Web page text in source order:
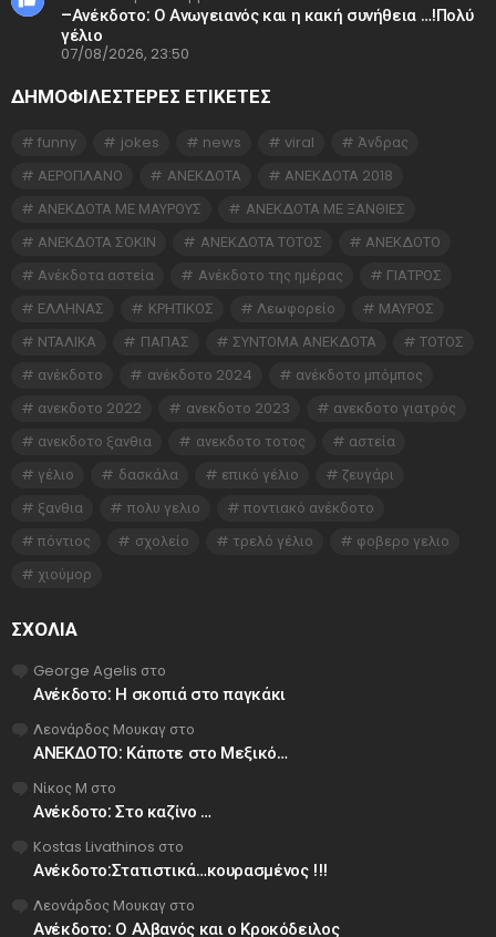
–Ανέκδοτο: Ο Ανωγειανός και η κακή συνήθεια …!Πολύ
γέλιο
07/08/2026, 23:50
ΔΗΜΟΦΙΛΕΣΤΕΡΕΣ ΕΤΙΚΈΤΕΣ
funny jokes news viral
Άνδρας
ΑΕΡΟΠΛΑΝΟ
ΑΝΕΚΔΟΤΑ
ΑΝΕΚΔΟΤΑ 2018
ΑΝΕΚΔΟΤΑ ΜΕ ΜΑΥΡΟΥΣ
ΑΝΕΚΔΟΤΑ ΜΕ ΞΑΝΘΙΕΣ
ΑΝΕΚΔΟΤΑ ΣΟΚΙΝ
ΑΝΕΚΔΟΤΑ ΤΟΤΟΣ
ΑΝΕΚΔΟΤΟ
Ανέκδοτα αστεία
Ανέκδοτο της ημέρας
ΓΙΑΤΡΟΣ
ΕΛΛΗΝΑΣ
ΚΡΗΤΙΚΟΣ Λεωφορείο
ΜΑΥΡΟΣ
ΝΤΑΛΙΚΑ
ΠΑΠΑΣ ΣΥΝΤΟΜΑ ΑΝΕΚΔΟΤΑ
ΤΟΤΟΣ
ανέκδοτο
ανέκδοτο 2024
ανέκδοτο μπόμπος
ανεκδοτο 2022
ανεκδοτο 2023
ανεκδοτο γιατρός
ανεκδοτο ξανθια
ανεκδοτο τοτος
αστεία
γέλιο
δασκάλα επικό γέλιο
ζευγάρι
ξανθια
πολυ γελιο
ποντιακό ανέκδοτο
πόντιος
σχολείο τρελό γέλιο
φοβερο γελιο
χιούμορ
ΣΧΌΛΙΑ
George Agelis στο
Ανέκδοτο: Η σκοπιά στο παγκάκι
Λεονάρδος Μουκαγ στο
ΑΝΕΚΔΟΤΟ: Κάποτε στο Μεξικό…
Νίκος Μ στο
Ανέκδοτο: Στο καζίνο …
Kostas Livathinos στο
Ανέκδοτο:Στατιστικά…κουρασμένος !!!
Λεονάρδος Μουκαγ στο
Ανέκδοτο: Ο Αλβανός και ο Κροκόδειλος